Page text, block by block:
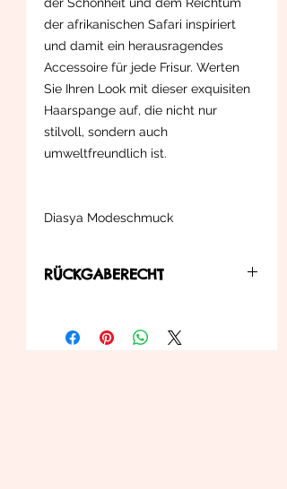
der afrikanischen Safari inspiriert
und damit ein herausragendes
Accessoire für jede Frisur. Werten
Sie Ihren Look mit dieser exquisiten
Haarspange auf, die nicht nur
stilvoll, sondern auch
umweltfreundlich ist.
Diasya Modeschmuck
RÜCKGABERECHT
entnehmenden Bedienungen an uns